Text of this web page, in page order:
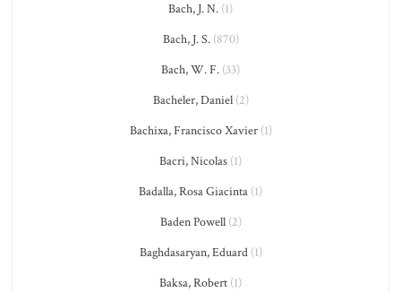
Bach, J. N. (1)
Bach, J. S.(870)
Bach, W. F. (33)
Bacheler, Daniel(2)
Bachixa, Francisco Xavier(1)
Bacri, Nicolas (1)
Badalla, Rosa Giacinta (1)
Baden Powell(2)
Baghdasaryan, Eduard(1)
Baksa, Robert (1)